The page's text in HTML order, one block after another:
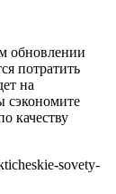
обновлении
потратить
на
сэкономите
качеству
sovety-